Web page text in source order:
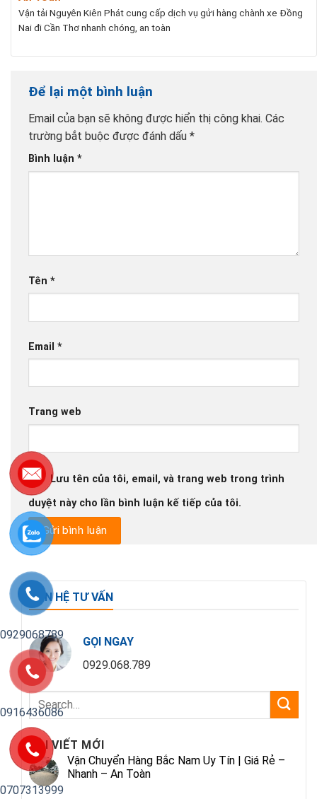
Vận tải Nguyên Kiên Phát cung cấp dịch vụ gửi hàng chành xe Đồng
Nai đi Cần Thơ nhanh chóng, an toàn
Để lại một bình luận
Email của bạn sẽ không được hiển thị công khai. Các
trường bắt buộc được đánh dấu *
Bình luận *
Tên *
Email *
Trang web
Lưu tên của tôi, email, và trang web trong trình
duyệt này cho lần bình luận kế tiếp của tôi.
LIÊN HỆ TƯ VẤN
GỌI NGAY
0929.068.789
BÀI VIẾT MỚI
Vận Chuyển Hàng Bắc Nam Uy Tín | Giá Rẻ –
Nhanh – An Toàn
0929068789
0916436086
0707313999